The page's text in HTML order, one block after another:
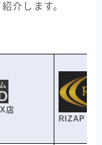
介します。
店
RIZAP 札